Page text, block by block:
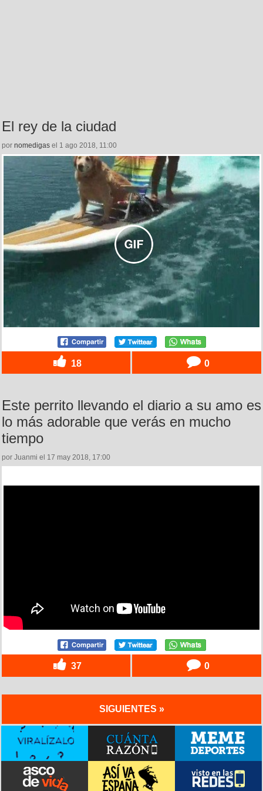
El rey de la ciudad
por nomedigas el 1 ago 2018, 11:00
18 0
Este perrito llevando el diario a su amo es
lo más adorable que verás en mucho
tiempo
por Juanmi el 17 may 2018, 17:00
37 0
SIGUIENTES »